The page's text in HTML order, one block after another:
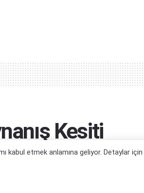
Kesiti
kabul etmek anlamına geliyor. Detaylar için